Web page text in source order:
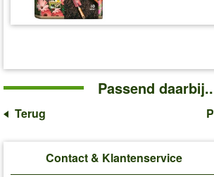
Passend
Terug
Contact & Klantenservice